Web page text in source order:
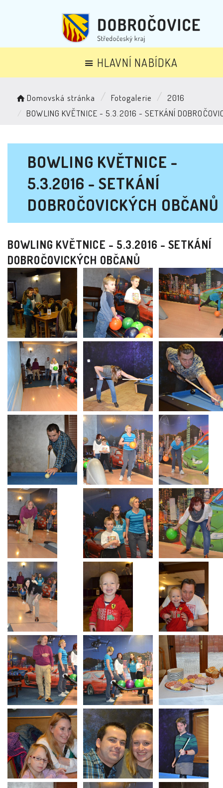
HLAVNÍ NABÍDKA
Domovská stránka Fotogalerie
2016
BOWLING KVĚTNICE - 5.3.2016 - SETKÁNÍ
BOWLING KVĚTNICE -
5.3.2016 - SETKÁNÍ
DOBROČOVICKÝCH OBČANŮ
BOWLING KVĚTNICE - 5.3.2016 - SETKÁNÍ
DOBROČOVICKÝCH OBČANŮ